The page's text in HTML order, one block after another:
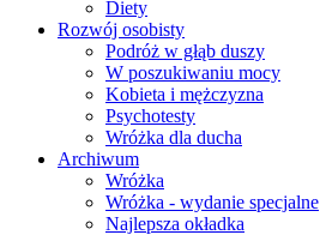
Diety
Rozwój osobisty
Podróż w głąb duszy
W poszukiwaniu mocy
Kobieta i mężczyzna
Psychotesty
Wróżka dla ducha
Archiwum
Wróżka
Wróżka - wydanie specjalne
Najlepsza okładka